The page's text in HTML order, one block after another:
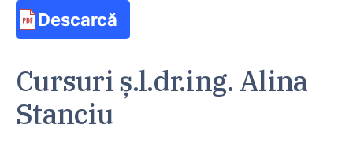
Descarcă
Cursuri ș.l.dr.ing. Alina
Stanciu